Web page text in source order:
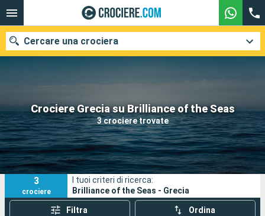
Crociere Grecia su Brilliance of the Seas
3 crociere trovate
Cercare una crociera
Le nostre destinazioni
Mesi di partenza
Porti Compagnie
Ricerca
3
crociere
I tuoi criteri di ricerca:
Brilliance of the Seas - Grecia
Filtra Ordina